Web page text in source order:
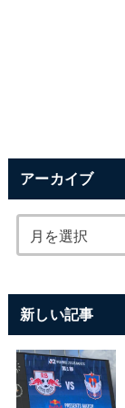
アーカイブ
新しい記事